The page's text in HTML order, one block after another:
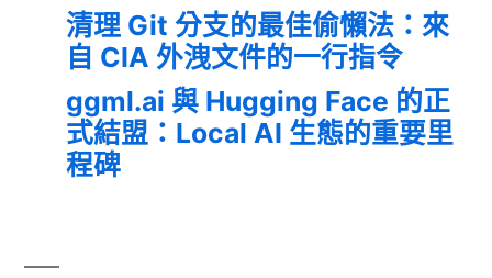
清理 Git 分支的最佳偷懶法：來
自 CIA 外洩文件的一行指令
ggml.ai 與 Hugging Face 的正
式結盟：Local AI 生態的重要里
程碑